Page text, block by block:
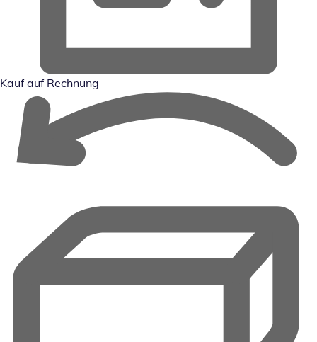
Kauf auf Rechnung